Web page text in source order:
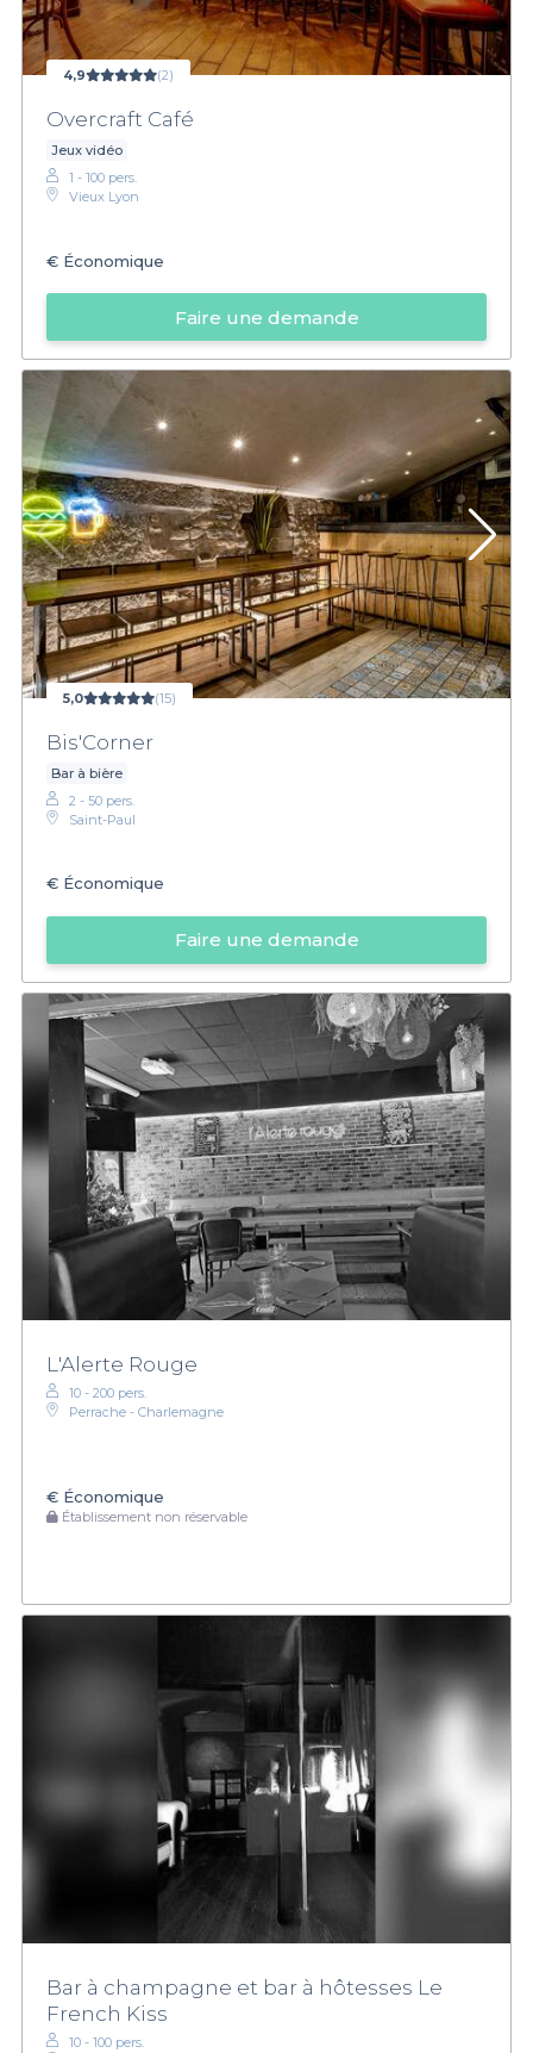
4,9 (2)
Overcraft Café
Jeux vidéo
1 - 100 pers.
Vieux Lyon
€ Économique
Faire une demande
5,0 (15)
Bis'Corner
Bar à bière
2 - 50 pers.
Saint-Paul
€ Économique
Faire une demande
L'Alerte Rouge
10 - 200 pers.
Perrache - Charlemagne
€ Économique
Établissement non réservable
Bar à champagne et bar à hôtesses Le
French Kiss
10 - 100 pers.